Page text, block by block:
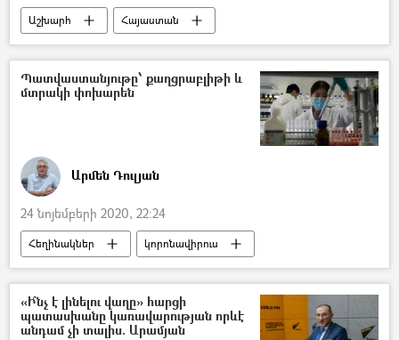
Աշխարհ
Հայաստան
Մուլտիմեդիա
Քարվաճառ
Սոթք-Քարվաճառ ավտոճանապարհ
Ադրբեջան
Լուսանկար
Իրադրությունը Հայաստանում և Արցախում հայտարարության ստորագրումից հետո
Լուսանկարներ
Պատվաստանյութը՝ քաղցրաբլիթի և
մտրակի փոխարեն
Արմեն Դուլյան
24 նոյեմբերի 2020, 22:24
Հեղինակներ
կորոնավիրուս
պատվաստանյութ
5 րոպե Դուլյանի հետ
«Ի՞նչ է լինելու վաղը» հարցի
պատասխանը կառավարության որևէ
անդամ չի տալիս. Արամյան